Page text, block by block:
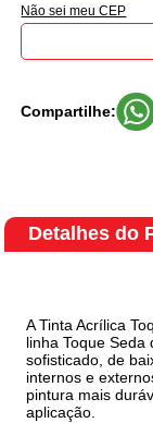
Não sei meu CEP
Compartilhe:
Detalhes do
A Tinta Acrílica
linha Toque
sofisticado, de
internos e
pintura mais
aplicação.